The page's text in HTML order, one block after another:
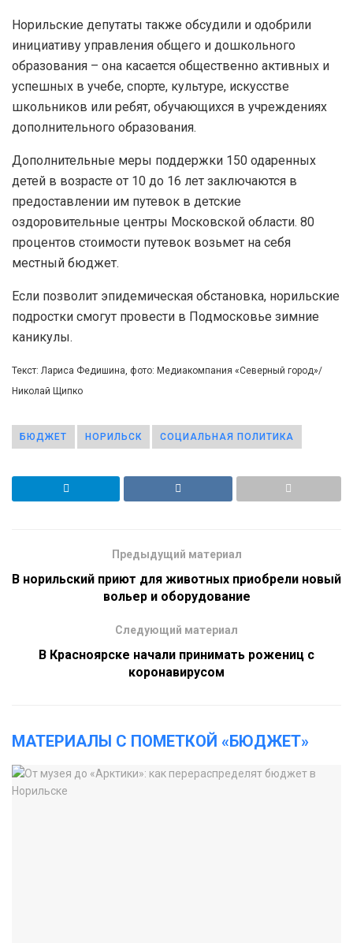
Норильские депутаты также обсудили и одобрили
инициативу управления общего и дошкольного
образования – она касается общественно активных и
успешных в учебе, спорте, культуре, искусстве
школьников или ребят, обучающихся в учреждениях
дополнительного образования.
Дополнительные меры поддержки 150 одаренных
детей в возрасте от 10 до 16 лет заключаются в
предоставлении им путевок в детские
оздоровительные центры Московской области. 80
процентов стоимости путевок возьмет на себя
местный бюджет.
Если позволит эпидемическая обстановка, норильские
подростки смогут провести в Подмосковье зимние
каникулы.
Текст: Лариса Федишина, фото: Медиакомпания «Северный город»/
Николай Щипко
БЮДЖЕТ НОРИЛЬСК СОЦИАЛЬНАЯ ПОЛИТИКА
Предыдущий материал
В норильский приют для животных приобрели новый
вольер и оборудование
Следующий материал
В Красноярске начали принимать рожениц с
коронавирусом
МАТЕРИАЛЫ С ПОМЕТКОЙ «БЮДЖЕТ»